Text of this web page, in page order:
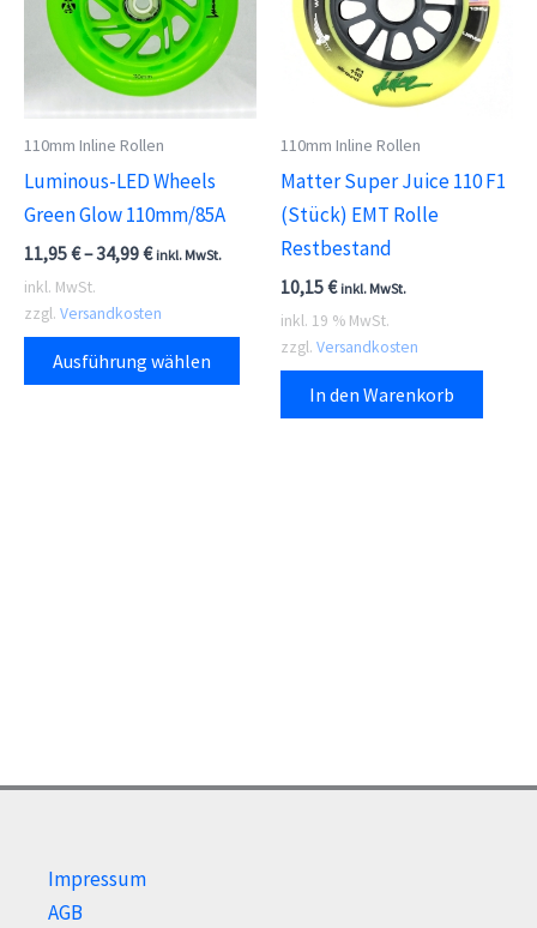
110mm Inline Rollen
Luminous-LED Wheels
Green Glow 110mm/85A
11,95€–34,99€ inkl. MwSt.
inkl. MwSt.
zzgl. Versandkosten
Ausführung wählen
Dieses
Produkt
werden
110mm Inline Rollen
Matter Super Juice 110 F1
(Stück) EMT Rolle
Restbestand
10,15€ inkl. MwSt.
inkl. 19 % MwSt.
zzgl. Versandkosten
In den Warenkorb
Impressum
AGB